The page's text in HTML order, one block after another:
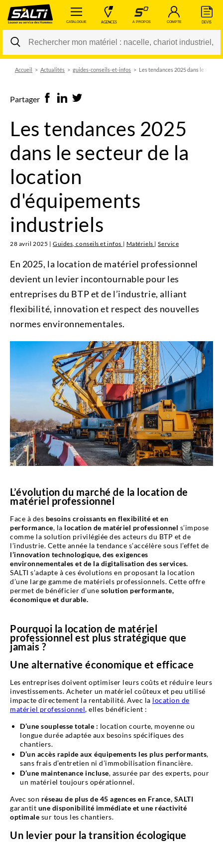
CATALOGUE AGENCES A PROPOS COMPTE DEVIS
Changer
Accueil Actualités guides-conseils-et-infos Les tendances 2025 dans le
Partager
Les tendances 2025
dans le secteur de la
location
d'équipements
industriels
28 avril 2025 | Guides, conseils et infos | Matériels |Service
En 2025, la location de matériel professionnel
devient un levier incontournable pour les
entreprises du BTP et de l’industrie, alliant
flexibilité, innovation et respect des nouvelles
normes environnementales.
L’évolution du marché de la location de
matériel professionnel
Face à des besoins croissants en flexibilité et en
performance, la location de matériel professionnel s’impose
comme la solution privilégiée des acteurs du BTP et de
l’industrie. Cette année la tendance s’accélère sous l’effet de
l’innovation technologique, des exigences
environnementales et de la digitalisation des services.
SALTI s’adapte à ces évolutions en proposant la location
d’une large gamme de matériels professionnels. Cette offre
permet de bénéficier d’une solution performante,
économique et durable.
Pourquoi la location de matériel
professionnel est plus stratégique que
jamais ?
Une alternative économique et efficace
Les entreprises doivent optimiser leurs coûts et réduire leurs
investissements. Acheter un matériel coûteux et peu utilisé
impacte directement la rentabilité. Avec la location de
matériel professionnel, elles bénéficient :
D’une souplesse totale : location courte, moyenne ou
longue durée adaptée aux besoins spécifiques des
chantiers.
D’un accès rapide aux équipements les plus performants,
sans frais d’entretien ni d’immobilisation financière.
D’une maintenance incluse, assurée par des experts, pour
un matériel toujours opérationnel.
Avec son réseau de plus de 45 agences en France, SALTI
garantit une disponibilité immédiate et une réactivité
optimale sur tous les chantiers.
Un levier pour la transition écologique